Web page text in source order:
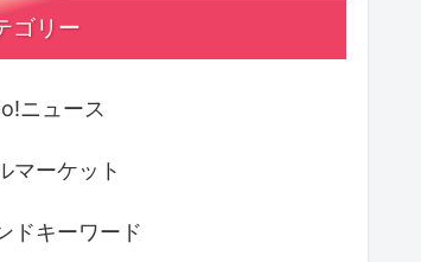
ゴリー
ニュース
マーケット
ドキーワード